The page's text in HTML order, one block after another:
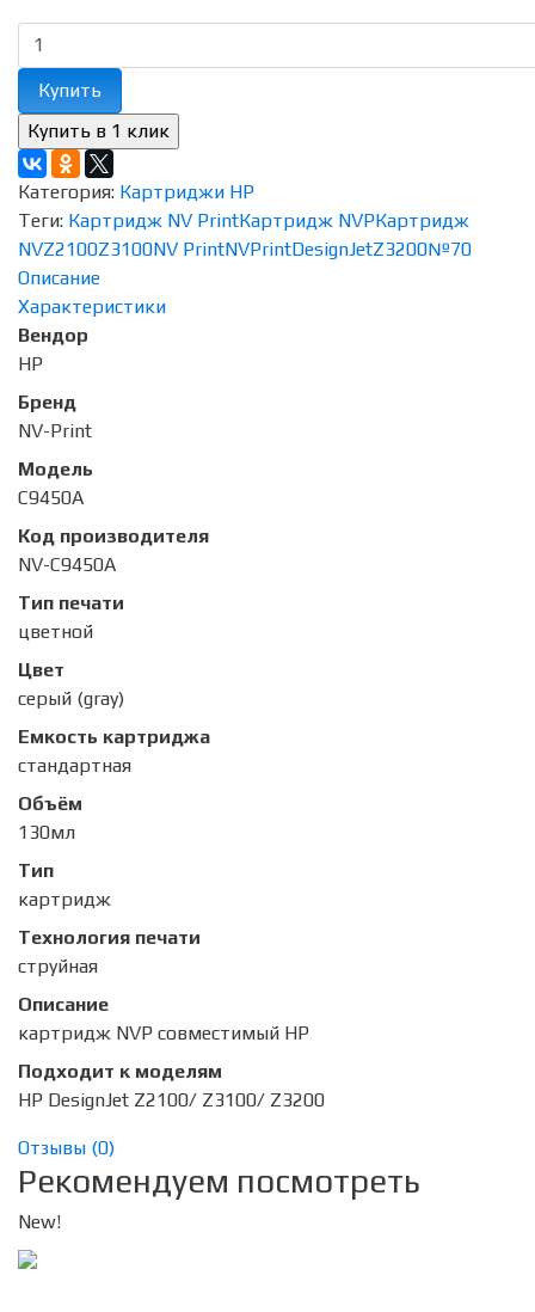
Купить
Категория: Картриджи HP
Теги: Картридж NV PrintКартридж NVPКартридж
NVZ2100Z3100NV PrintNVPrintDesignJetZ3200№70
Описание
Характеристики
Вендор
HP
Бренд
NV-Print
Модель
C9450A
Код производителя
NV-C9450A
Тип печати
цветной
Цвет
серый (gray)
Емкость картриджа
стандартная
Объём
130мл
Тип
картридж
Технология печати
струйная
Описание
картридж NVP совместимый HP
Подходит к моделям
HP DesignJet Z2100/ Z3100/ Z3200
Отзывы (0)
Рекомендуем посмотреть
New!